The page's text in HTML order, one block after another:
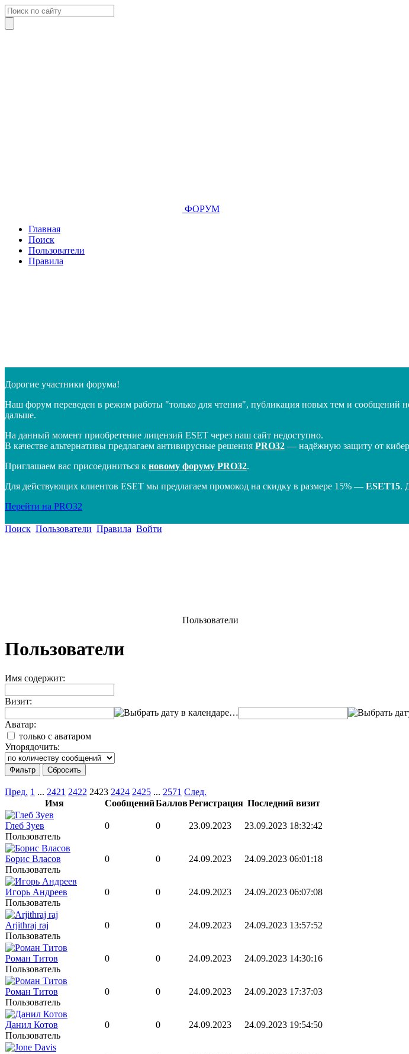
ФОРУМ
Главная
Поиск
Пользователи
Правила
Дорогие участники форума!
Наш форум переведен в режим работы "только для чтения", публикация новых тем и сообщений
дальше.
На данный момент приобретение лицензий ESET через наш сайт недоступно.
В качестве альтернативы предлагаем антивирусные решения PRO32 — надёжную защиту от
Приглашаем вас присоединиться к новому форуму PRO32.
Для действующих клиентов ESET мы предлагаем промокод на скидку в размере 15% — ESET15.
Перейти на PRO32
Поиск Пользователи Правила Войти
Пользователи
Пользователи
Имя содержит:
Визит:
…
Аватар:
только с аватаром
Упорядочить:
Пред. 1 ... 2421 2422 2423 2424 2425 ... 2571 След.
Имя
СообщенийБалловРегистрация Последний визит
Глеб Зуев
Пользователь
0 0 23.09.2023 23.09.2023 18:32:42
Борис Власов
Пользователь
0 0 24.09.2023 24.09.2023 06:01:18
Игорь Андреев
Пользователь
0 0 24.09.2023 24.09.2023 06:07:08
Arjithraj raj
Пользователь
0 0 24.09.2023 24.09.2023 13:57:52
Роман Титов
Пользователь
0 0 24.09.2023 24.09.2023 14:30:16
Роман Титов
Пользователь
0 0 24.09.2023 24.09.2023 17:37:03
Данил Котов
Пользователь
0 0 24.09.2023 24.09.2023 19:54:50